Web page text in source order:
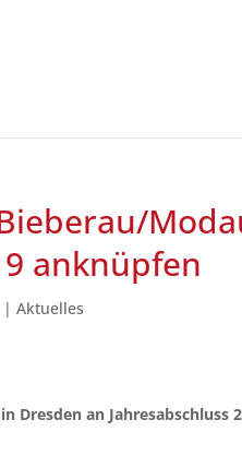
anknüpfen
|Aktuelles
an Jahresabschluss